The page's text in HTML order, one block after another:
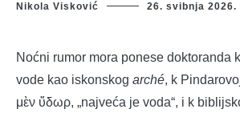
Nikola Visković 26. svibnja 2026.
Noćni rumor mora ponese doktoranda
vode kao iskonskog arché, k
μὲν ὕδωρ, „najveća je voda“, i k